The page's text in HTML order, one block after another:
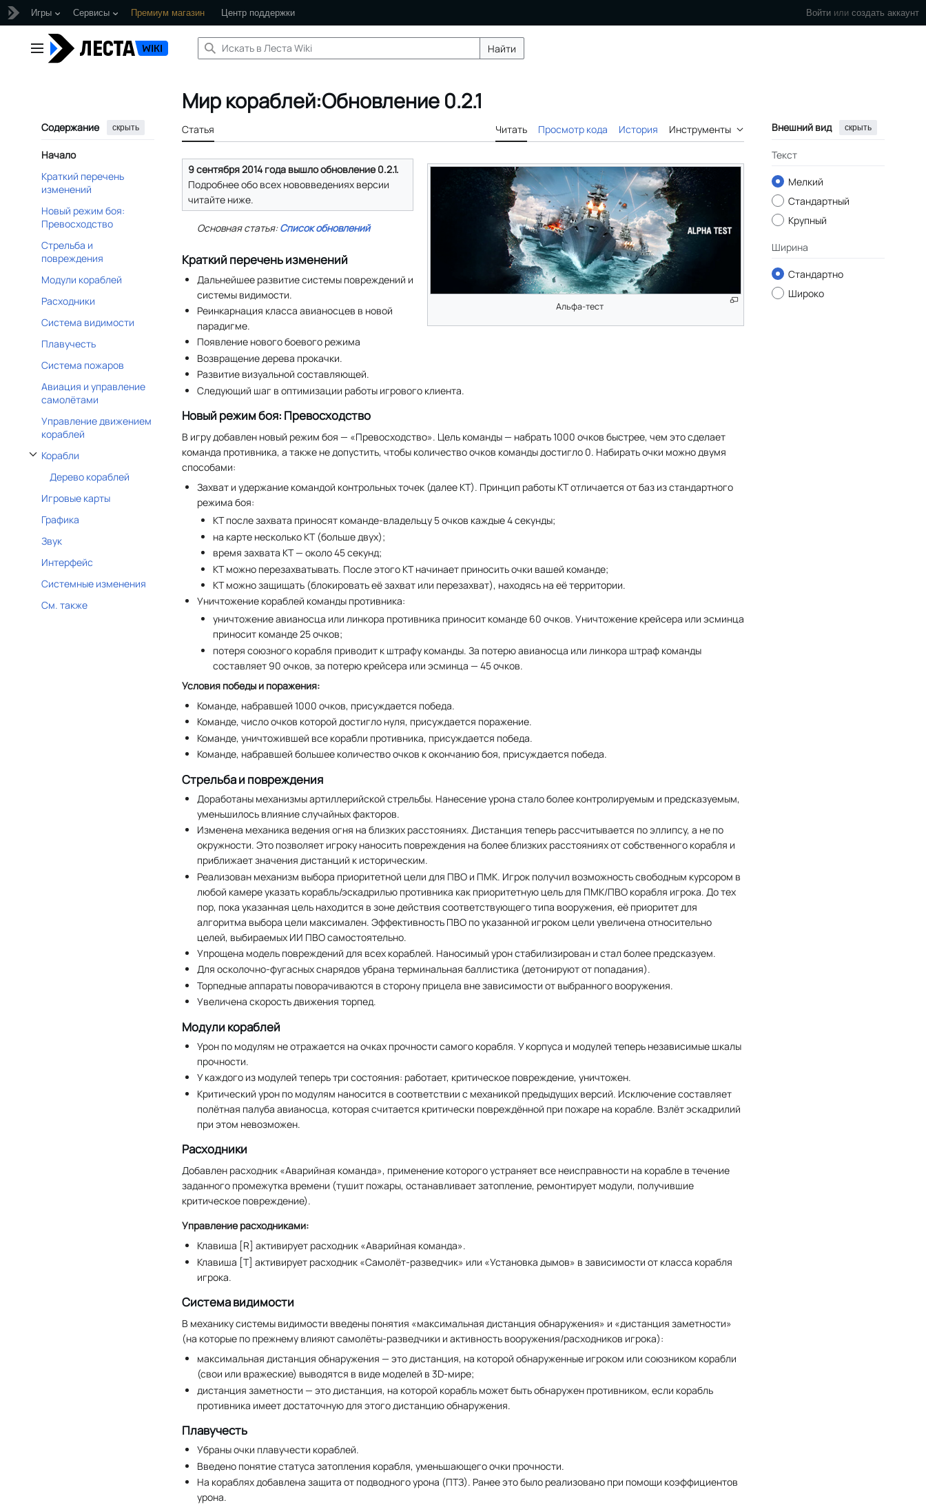
Войти или создать аккаунт
Игры Сервисы Премиум магазин Центр поддержки
содержанию
Главное меню Найти
Содержание скрыть
Начало
Краткий перечень
изменений
Новый режим боя:
Превосходство
Стрельба и
повреждения
Модули кораблей
Расходники
Система видимости
Плавучесть
Система пожаров
Авиация и управление
самолётами
Управление движением
кораблей
Корабли
Отобразить/Скрыть подраздел Корабли
Дерево кораблей
Игровые карты
Графика
Звук
Интерфейс
Системные изменения
См. также
Мир кораблей:Обновление 0.2.1
Статья Читать Просмотр кода История Инструменты Внешний вид скрыть
Текст
Мелкий
Стандартный
Крупный
Ширина
Стандартно
Широко
Альфа-тест
9 сентября 2014 года вышло обновление 0.2.1.
Подробнее обо всех нововведениях версии
читайте ниже.
Основная статья:Список обновлений
Краткий перечень изменений
Дальнейшее развитие системы повреждений и
системы видимости.
Реинкарнация класса авианосцев в новой
парадигме.
Появление нового боевого режима
Возвращение дерева прокачки.
Развитие визуальной составляющей.
Следующий шаг в оптимизации работы игрового клиента.
Новый режим боя: Превосходство
В игру добавлен новый режим боя — «Превосходство». Цель команды — набрать 1000 очков быстрее, чем это сделает
команда противника, а также не допустить, чтобы количество очков команды достигло 0. Набирать очки можно двумя
способами:
Захват и удержание командой контрольных точек (далее КТ). Принцип работы КТ отличается от баз из стандартного
режима боя:
КТ после захвата приносят команде-владельцу 5 очков каждые 4 секунды;
на карте несколько КТ (больше двух);
время захвата КТ — около 45 секунд;
КТ можно перезахватывать. После этого КТ начинает приносить очки вашей команде;
КТ можно защищать (блокировать её захват или перезахват), находясь на её территории.
Уничтожение кораблей команды противника:
уничтожение авианосца или линкора противника приносит команде 60 очков. Уничтожение крейсера или эсминца
приносит команде 25 очков;
потеря союзного корабля приводит к штрафу команды. За потерю авианосца или линкора штраф команды
составляет 90 очков, за потерю крейсера или эсминца — 45 очков.
Условия победы и поражения:
Команде, набравшей 1000 очков, присуждается победа.
Команде, число очков которой достигло нуля, присуждается поражение.
Команде, уничтожившей все корабли противника, присуждается победа.
Команде, набравшей большее количество очков к окончанию боя, присуждается победа.
Стрельба и повреждения
Доработаны механизмы артиллерийской стрельбы. Нанесение урона стало более контролируемым и предсказуемым,
уменьшилось влияние случайных факторов.
Изменена механика ведения огня на близких расстояниях. Дистанция теперь рассчитывается по эллипсу, а не по
окружности. Это позволяет игроку наносить повреждения на более близких расстояниях от собственного корабля и
приближает значения дистанций к историческим.
Реализован механизм выбора приоритетной цели для ПВО и ПМК. Игрок получил возможность свободным курсором в
любой камере указать корабль/эскадрилью противника как приоритетную цель для ПМК/ПВО корабля игрока. До тех
пор, пока указанная цель находится в зоне действия соответствующего типа вооружения, её приоритет для
алгоритма выбора цели максимален. Эффективность ПВО по указанной игроком цели увеличена относительно
целей, выбираемых ИИ ПВО самостоятельно.
Упрощена модель повреждений для всех кораблей. Наносимый урон стабилизирован и стал более предсказуем.
Для осколочно-фугасных снарядов убрана терминальная баллистика (детонируют от попадания).
Торпедные аппараты поворачиваются в сторону прицела вне зависимости от выбранного вооружения.
Увеличена скорость движения торпед.
Модули кораблей
Урон по модулям не отражается на очках прочности самого корабля. У корпуса и модулей теперь независимые шкалы
прочности.
У каждого из модулей теперь три состояния: работает, критическое повреждение, уничтожен.
Критический урон по модулям наносится в соответствии с механикой предыдущих версий. Исключение составляет
полётная палуба авианосца, которая считается критически повреждённой при пожаре на корабле. Взлёт эскадрилий
при этом невозможен.
Расходники
Добавлен расходник «Аварийная команда», применение которого устраняет все неисправности на корабле в течение
заданного промежутка времени (тушит пожары, останавливает затопление, ремонтирует модули, получившие
критическое повреждение).
Управление расходниками:
Клавиша [R] активирует расходник «Аварийная команда».
Клавиша [T] активирует расходник «Самолёт-разведчик» или «Установка дымов» в зависимости от класса корабля
игрока.
Система видимости
В механику системы видимости введены понятия «максимальная дистанция обнаружения» и «дистанция заметности»
(на которые по прежнему влияют самолёты-разведчики и активность вооружения/расходников игрока):
максимальная дистанция обнаружения — это дистанция, на которой обнаруженные игроком или союзником корабли
(свои или вражеские) выводятся в виде моделей в 3D-мире;
дистанция заметности — это дистанция, на которой корабль может быть обнаружен противником, если корабль
противника имеет достаточную для этого дистанцию обнаружения.
Плавучесть
Убраны очки плавучести кораблей.
Введено понятие статуса затопления корабля, уменьшающего очки прочности.
На кораблях добавлена защита от подводного урона (ПТЗ). Ранее это было реализовано при помощи коэффициентов
урона.